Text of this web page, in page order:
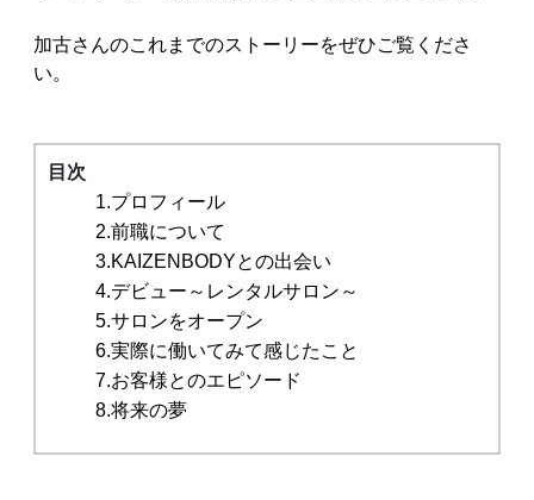
加古さんのこれまでのストーリーをぜひご覧くださ
い。
目次
1.プロフィール
2.前職について
3.KAIZENBODYとの出会い
4.デビュー～レンタルサロン～
5.サロンをオープン
6.実際に働いてみて感じたこと
7.お客様とのエピソード
8.将来の夢